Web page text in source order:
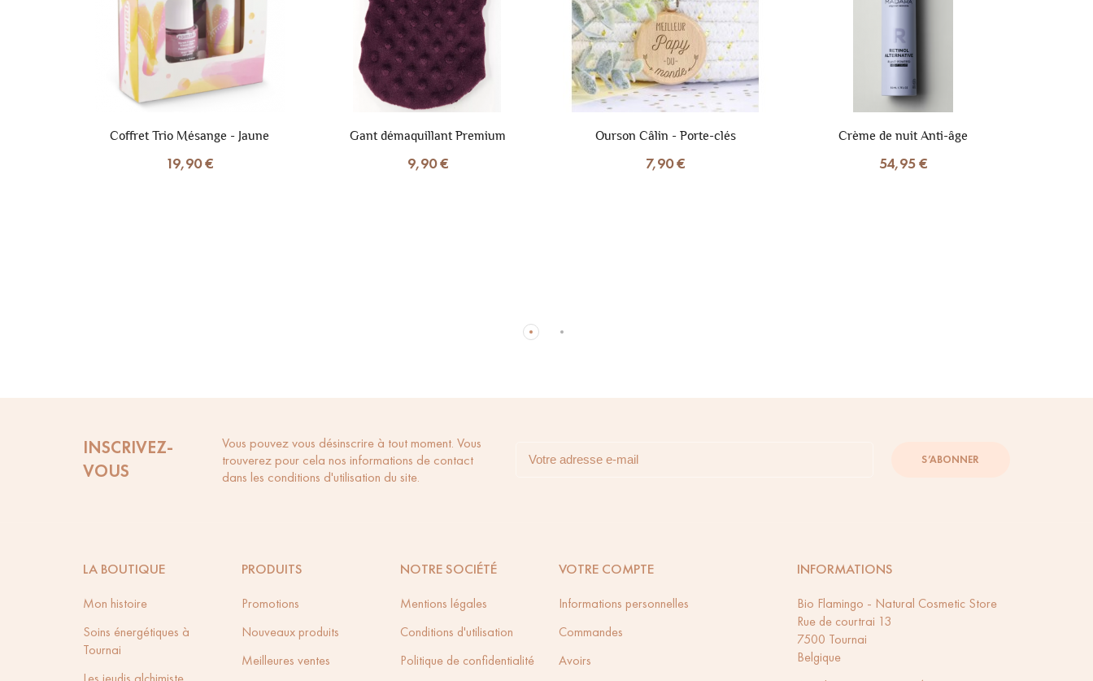
Coffret Trio Mésange - Jaune
19,90 €
Gant démaquillant Premium
9,90 €
Ourson Câlin - Porte-clés
7,90 €
Crème de nuit Anti-âge
54,95 €
INSCRIVEZ-
VOUS
Vous pouvez vous désinscrire à tout moment. Vous
trouverez pour cela nos informations de contact
dans les conditions d'utilisation du site.
S’ABONNER
LA BOUTIQUE
Mon histoire
Soins énergétiques à
Tournai
Les jeudis alchimiste
PRODUITS
Promotions
Nouveaux produits
Meilleures ventes
NOTRE SOCIÉTÉ
Mentions légales
Conditions d'utilisation
Politique de confidentialité
VOTRE COMPTE
Informations personnelles
Commandes
Avoirs
INFORMATIONS
Bio Flamingo - Natural Cosmetic Store
Rue de courtrai 13
7500 Tournai
Belgique